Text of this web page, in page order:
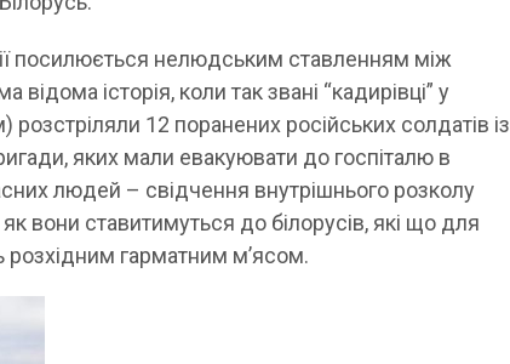
посилюється нелюдським ставленням між
історія, коли так звані “кадирівці” у
12 поранених російських солдатів із
, яких мали евакуювати до госпіталю в
людей – свідчення внутрішнього розколу
вони ставитимуться до білорусів, які що для
розхідним гарматним м’ясом.